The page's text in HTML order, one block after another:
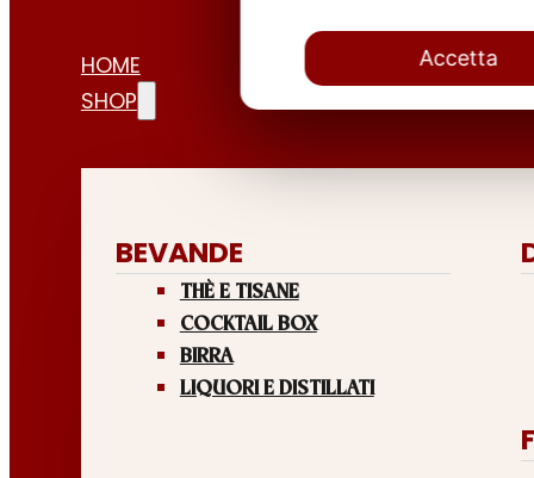
HOME
SHOP
BEVANDE
THÈ E TISANE
COCKTAIL BOX
BIRRA
LIQUORI E DISTILLATI
Accetta